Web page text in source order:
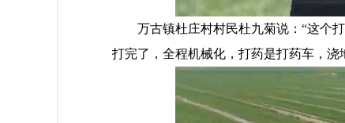
万古镇杜庄村村民杜九菊说：“这个打
打完了，全程机械化，打药是打药车，